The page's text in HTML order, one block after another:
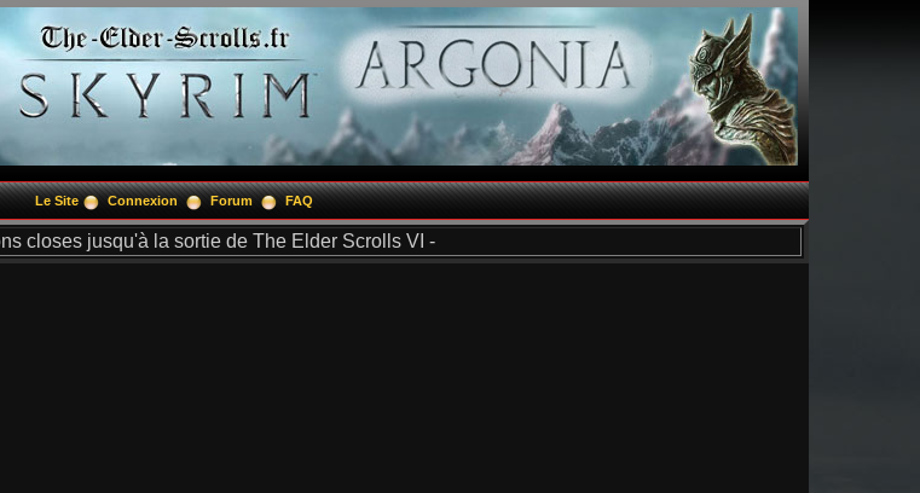
Le Site Connexion Forum FAQ
closes jusqu'à la sortie de The Elder Scrolls VI -